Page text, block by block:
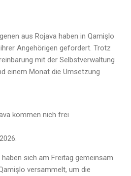
aus Rojava haben in Qamişlo
Angehörigen gefordert. Trotz
mit der Selbstverwaltung
einem Monat die Umsetzung
kommen nich frei
sich am Freitag gemeinsam
versammelt, um die